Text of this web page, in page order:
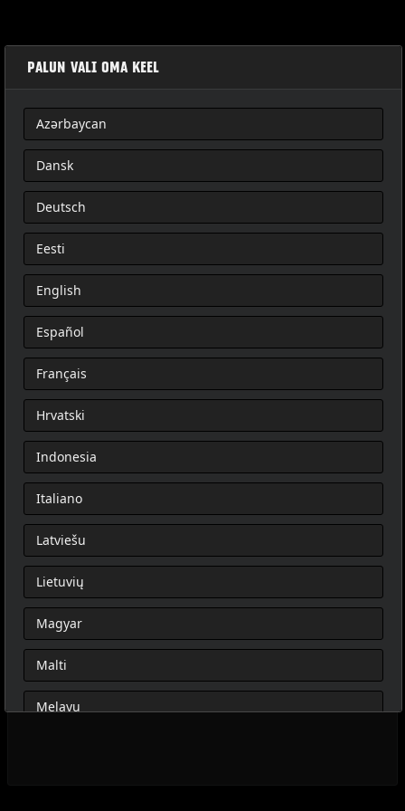
ชุดฮาร์ดแวร์เบาะนั่งผู้โดยสารแบบถอดได้
PALUN VALI OMA KEEL
Azərbaycan
Dansk
Deutsch
Eesti
English
Español
Français
Hrvatski
Indonesia
Italiano
Latviešu
Lietuvių
Magyar
Malti
Melayu